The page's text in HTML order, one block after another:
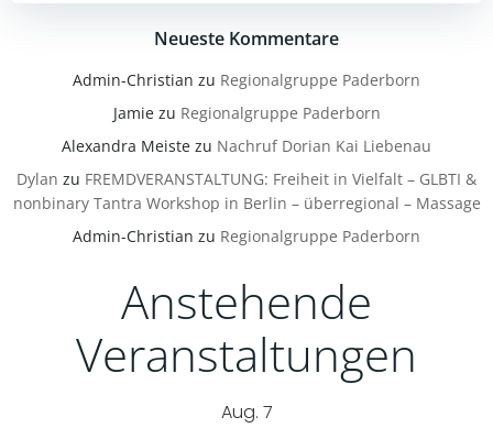
Neueste Kommentare
Admin-Christian zu Regionalgruppe Paderborn
Jamiezu Regionalgruppe Paderborn
Alexandra Meiste zu Nachruf Dorian Kai Liebenau
Dylan zu FREMDVERANSTALTUNG: Freiheit in Vielfalt – GLBTI &
nonbinary Tantra Workshop in Berlin – überregional – Massage
Admin-Christian zu Regionalgruppe Paderborn
Anstehende
Veranstaltungen
Aug. 7